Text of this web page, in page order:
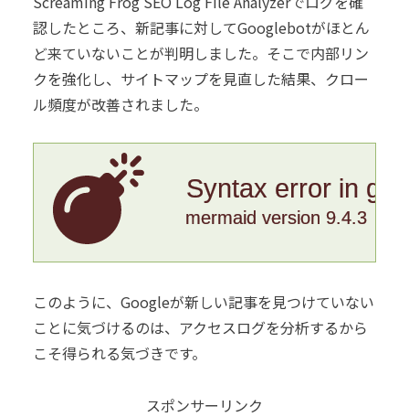
認したところ、新記事に対してGooglebotがほとん
ど来ていないことが判明しました。そこで内部リン
クを強化し、サイトマップを見直した結果、クロー
ル頻度が改善されました。
Syntax error in
mermaid version 9.4.3
このように、Googleが新しい記事を見つけていない
ことに気づけるのは、アクセスログを分析するから
こそ得られる気づきです。
スポンサーリンク